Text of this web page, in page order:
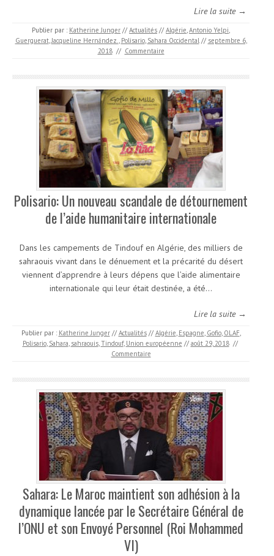
Lire la suite →
Publier par : Katherine Junger // Actualités // Algérie,Antonio Yelpi,
Guerguerat,Jacqueline Hernández., Polisario, Sahara Occidental // septembre 6,
2018 // Commentaire
Polisario: Un nouveau scandale de détournement
de l’aide humanitaire internationale
Dans les campements de Tindouf en Algérie, des milliers de
sahraouis vivant dans le dénuement et la précarité du désert
viennent d’apprendre à leurs dépens que l’aide alimentaire
internationale qui leur était destinée, a été…
Lire la suite →
Publier par : Katherine Junger // Actualités // Algérie, Espagne, Gofio, OLAF,
Polisario, Sahara, sahraouis,Tindouf, Union européenne // août 29, 2018 //
Commentaire
Sahara: Le Maroc maintient son adhésion à la
dynamique lancée par le Secrétaire Général de
l’ONU et son Envoyé Personnel (Roi Mohammed
VI)